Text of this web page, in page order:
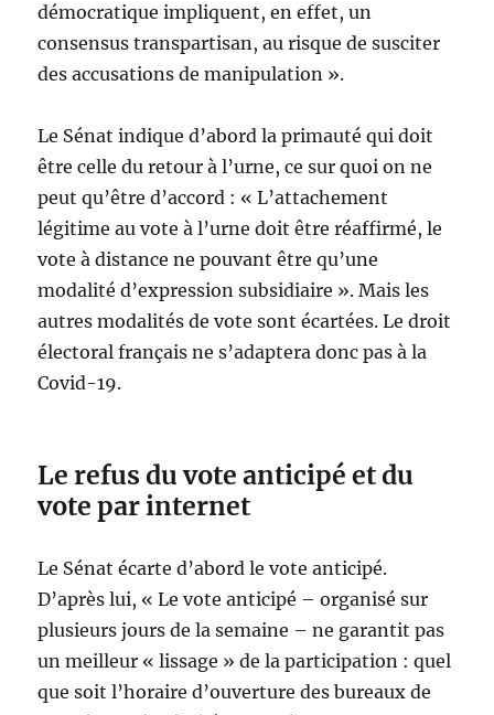
démocratique impliquent, en effet, un
consensus transpartisan, au risque de susciter
des accusations de manipulation ».
Le Sénat indique d’abord la primauté qui doit
être celle du retour à l’urne, ce sur quoi on ne
peut qu’être d’accord : « L’attachement
légitime au vote à l’urne doit être réaffirmé, le
vote à distance ne pouvant être qu’une
modalité d’expression subsidiaire ». Mais les
autres modalités de vote sont écartées. Le droit
électoral français ne s’adaptera donc pas à la
Covid-19.
Le refus du vote anticipé et du
vote par internet
Le Sénat écarte d’abord le vote anticipé.
D’après lui, « Le vote anticipé – organisé sur
plusieurs jours de la semaine – ne garantit pas
un meilleur « lissage » de la participation : quel
que soit l’horaire d’ouverture des bureaux de